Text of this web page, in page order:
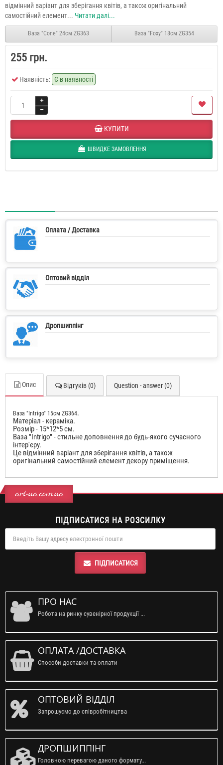
відмінний варіант для зберігання квітів, а також оригінальний
самостійний елемент... Читати далі...
Ваза "Сone" 24см ZG363 Ваза "Foxy" 18см ZG354
255 грн.
Наявність: Є в наявності
КУПИТИ
ШВИДКЕ ЗАМОВЛЕННЯ
Оплата / Доставка
Оптовий відділ
Дропшиппінг
Опис Відгуків (0) Question - answer (0)
Ваза "Intrigo" 15см ZG364.
Матеріал - кераміка.
Розмір - 15*12*5 см.
Ваза "Intrigo" - стильне доповнення до будь-якого сучасного
інтер'єру.
Це відмінний варіант для зберігання квітів, а також
оригінальний самостійний елемент декору приміщення.
art-ua.com.ua
ПІДПИСАТИСЯ НА РОЗСИЛКУ
ПІДПИСАТИСЯ
ПРО НАС
Робота на ринку сувенірної продукції ...
ОПЛАТА /ДОСТАВКА
Способи доставки та оплати
ОПТОВИЙ ВІДДІЛ
Запрошуємо до співробітництва
ДРОПШИППІНГ
Головною перевагою даного формату...